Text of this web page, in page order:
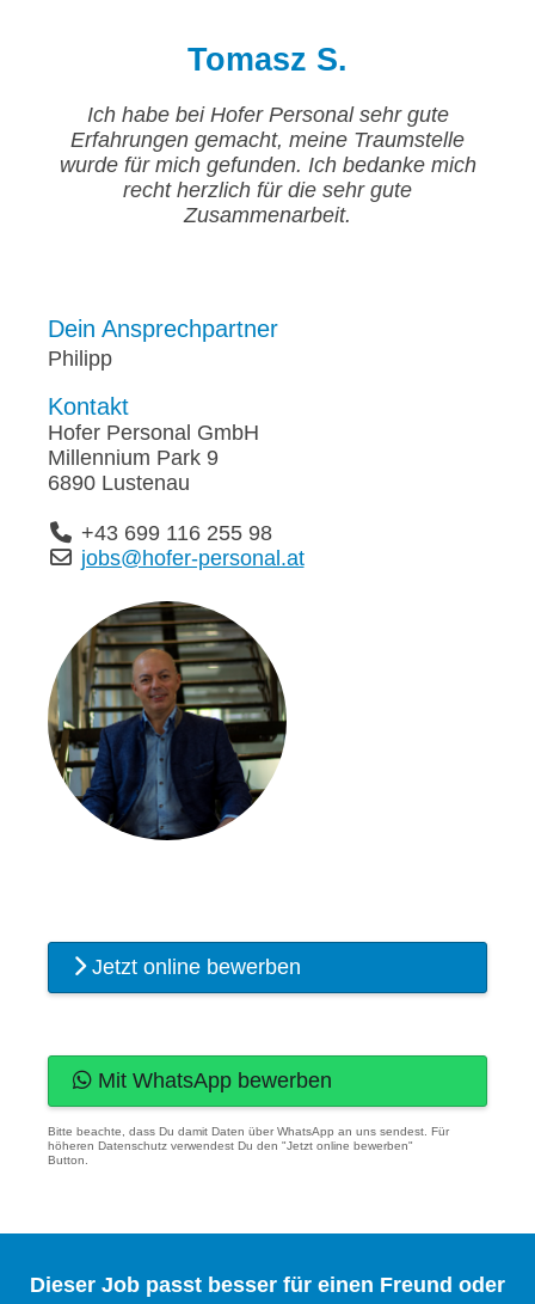
Tomasz S.
Ich habe bei Hofer Personal sehr gute
Erfahrungen gemacht, meine Traumstelle
wurde für mich gefunden. Ich bedanke mich
recht herzlich für die sehr gute
Zusammenarbeit.
Dein Ansprechpartner
Philipp
Kontakt
Hofer Personal GmbH
Millennium Park 9
6890 Lustenau
+43 699 116 255 98
jobs@hofer-personal.at
Jetzt online bewerben
Mit WhatsApp bewerben
Bitte beachte, dass Du damit Daten über WhatsApp an uns sendest. Für
höheren Datenschutz verwendest Du den "Jetzt online bewerben"
Button.
Dieser Job passt besser für einen Freund oder